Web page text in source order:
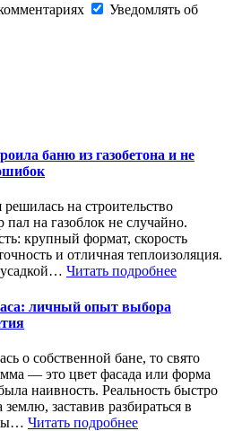
Уведомлять об
баню из газобетона и не
решилась на строительство
на газоблок не случайно.
крупный формат, скорость
и отличная теплоизоляция.
Читать подробнее
личный опыт выбора
о собственной бане, то свято
— это цвет фасада или форма
наивность. Реальность быстро
заставив разбираться в
Читать подробнее